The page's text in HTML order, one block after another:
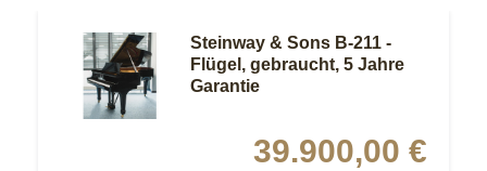
Steinway & Sons B-211 -
Flügel, gebraucht, 5 Jahre
Garantie
39.900,00 €